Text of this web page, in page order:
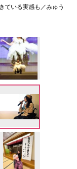
ている実感も／みゅう